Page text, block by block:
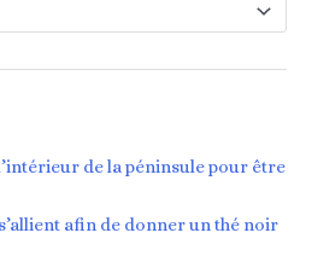
de la péninsule pour être
afin de donner un thé noir